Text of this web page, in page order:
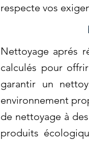
respecte vos
Nettoyage aprés
calculés pour
garantir un
environnement
de nettoyage à
produits